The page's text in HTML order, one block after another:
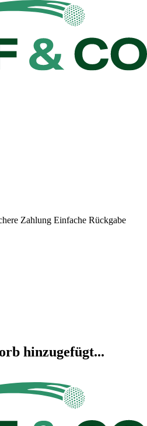
Zahlung Einfache Rückgabe
hinzugefügt...